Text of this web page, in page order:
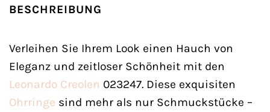
BESCHREIBUNG
Verleihen Sie Ihrem Look einen Hauch von
Eleganz und zeitloser Schönheit mit den
Leonardo Creolen 023247. Diese exquisiten
Ohrringe sind mehr als nur Schmuckstücke –